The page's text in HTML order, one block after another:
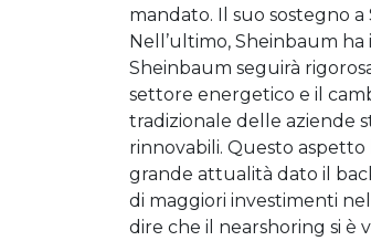
mandato. Il suo sostegno
Nell’ultimo, Sheinbaum ha
Sheinbaum seguirà
settore energetico e il
tradizionale delle aziende
rinnovabili. Questo
grande attualità dato il
di maggiori investimenti
dire che il nearshoring si è